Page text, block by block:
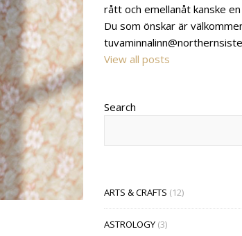
rått och emellanåt kanske
Du som önskar är
View all posts
Search
ARTS & CRAFTS (12)
ASTROLOGY (3)